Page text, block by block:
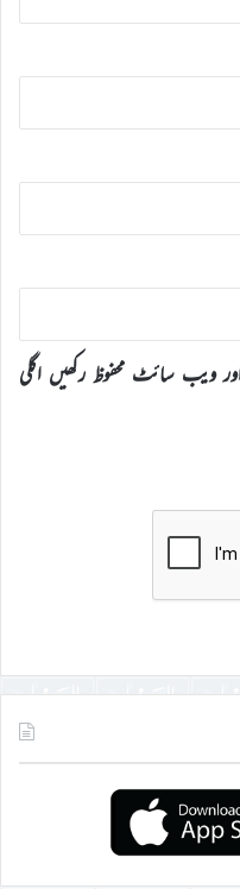
ویب سائٹ محفوظ رکھیں اگلی